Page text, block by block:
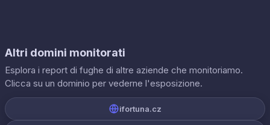
Altri domini monitorati
Esplora i report di fughe di altre aziende che monitoriamo.
Clicca su un dominio per vederne l'esposizione.
ifortuna.cz